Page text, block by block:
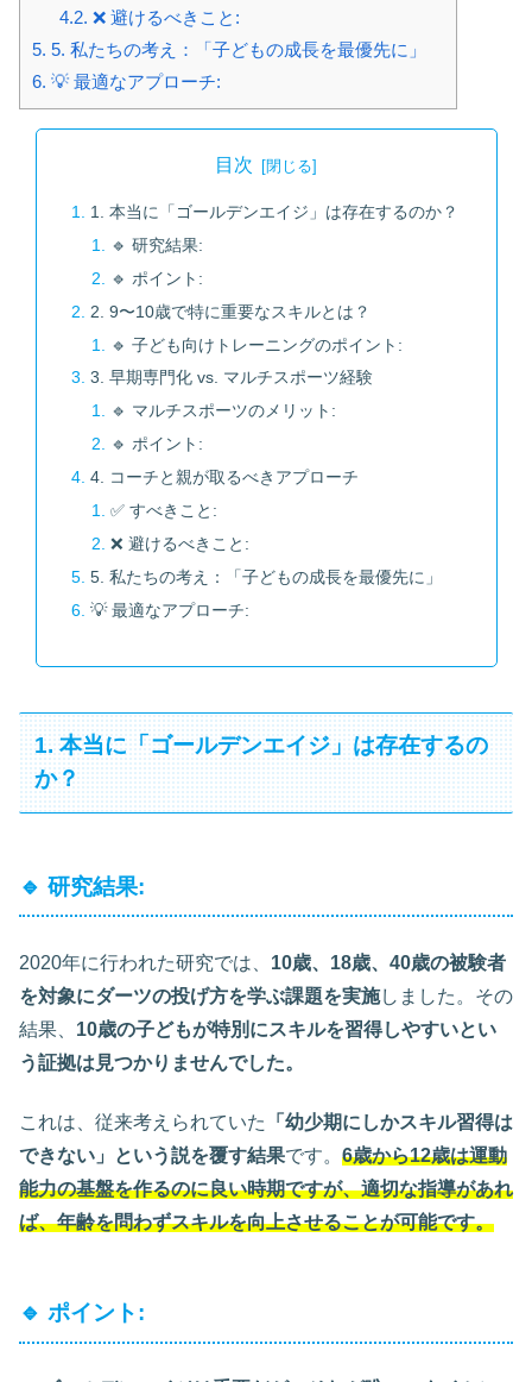
4.2. ❌ 避けるべきこと:
5. 5. 私たちの考え：「子どもの成長を最優先に」
6. 💡 最適なアプローチ:
目次
1. 本当に「ゴールデンエイジ」は存在するのか？
🔹 研究結果:
🔹 ポイント:
2. 9〜10歳で特に重要なスキルとは？
🔹 子ども向けトレーニングのポイント:
3. 早期専門化 vs. マルチスポーツ経験
🔹 マルチスポーツのメリット:
🔹 ポイント:
4. コーチと親が取るべきアプローチ
✅ すべきこと:
❌ 避けるべきこと:
5. 私たちの考え：「子どもの成長を最優先に」
💡 最適なアプローチ:
1. 本当に「ゴールデンエイジ」は存在するの
か？
🔹 研究結果:
2020年に行われた研究では、 10歳、18歳、40歳の被験者
を対象にダーツの投げ方を学ぶ課題を実施しました。その
結果、 10歳の子どもが特別にスキルを習得しやすいとい
う証拠は見つかりませんでした。
これは、従来考えられていた
「幼少期にしかスキル習得は
できない」という説を覆す結果です。 6歳から12歳は運動
能力の基盤を作るのに良い時期ですが、適切な指導があれ
ば、年齢を問わずスキルを向上させることが可能です。
🔹 ポイント: